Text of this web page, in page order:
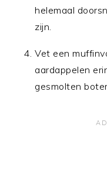
helemaal
zijn.
Vet een
aardappelen
gesmolten